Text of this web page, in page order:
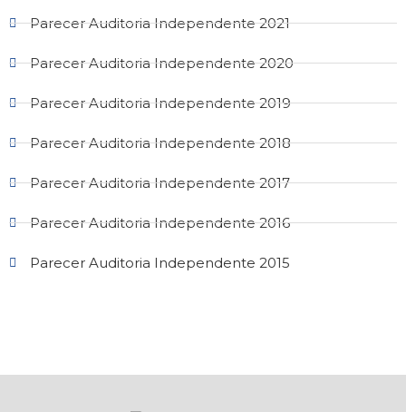
Parecer Auditoria Independente 2021
Parecer Auditoria Independente 2020
Parecer Auditoria Independente 2019
Parecer Auditoria Independente 2018
Parecer Auditoria Independente 2017
Parecer Auditoria Independente 2016
Parecer Auditoria Independente 2015